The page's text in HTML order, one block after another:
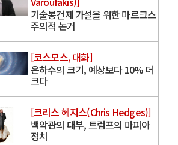
기술봉건제 가설을 위한 마르크스
주의적 논거
[코스모스, 대화]
은하수의 크기, 예상보다 10% 더
크다
[크리스 헤지스(Chris Hedges)]
백악관의 대부, 트럼프의 마피아
정치